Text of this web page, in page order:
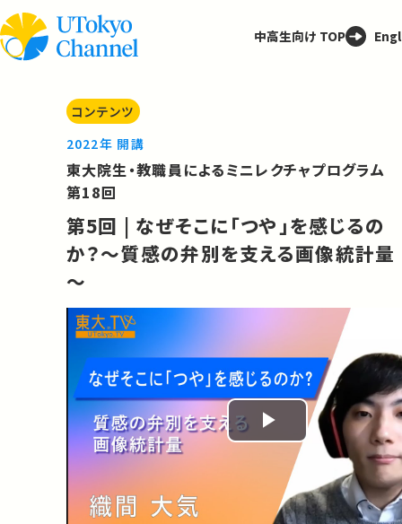
中高生向け TOP
コンテンツ
2022年 開講
東大院生・教職員によるミニレクチャプログラム
第18回
第5回 | なぜそこに「つや」を感じるの
か？～質感の弁別を支える画像統計量
～
Play
Video